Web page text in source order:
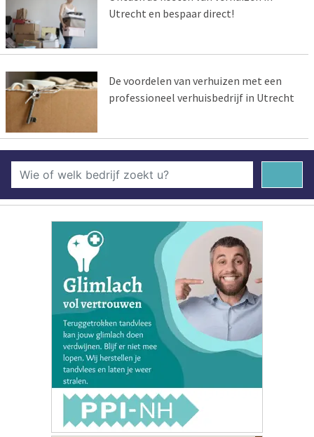
Utrecht en bespaar direct!
De voordelen van verhuizen met een
professioneel verhuisbedrijf in Utrecht